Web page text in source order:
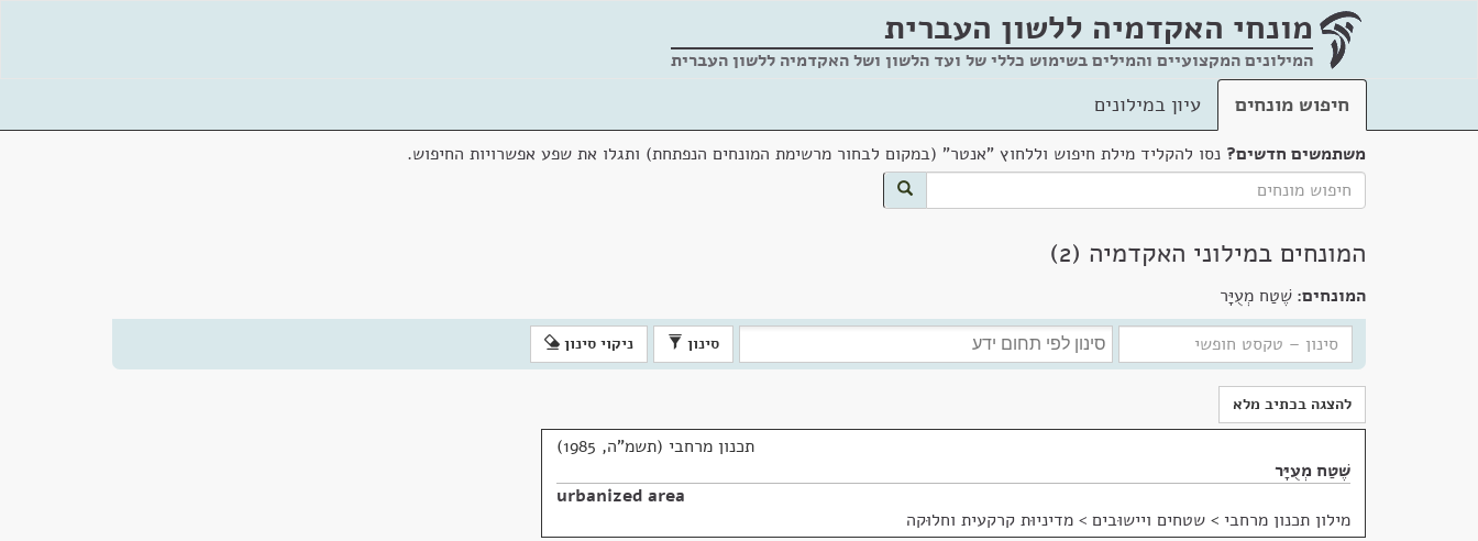
מונחי האקדמיה ללשון העברית
המילונים המקצועיים והמילים בשימוש כללי של ועד הלשון ושל האקדמיה ללשון העברית
חיפוש מונחים עיון במילונים
משתמשים חדשים? נסו להקליד מילת חיפוש וללחוץ "אנטר" (במקום לבחור מרשימת המונחים הנפתחת) ותגלו את שפע אפשרויות החיפוש.
המונחים במילוני האקדמיה (2)
המונחים: שֶׁטַח מְעֻיָּר
סינון ניקוי סינון
להצגה בכתיב מלא
תכנון מרחבי (תשמ"ה, 1985)
שֶׁטַח מְעֻיָּר
urbanized area
מילון תכנון מרחבי > שטחים ויישוּבים > מדיניוּת קרקעית וחלוּקה